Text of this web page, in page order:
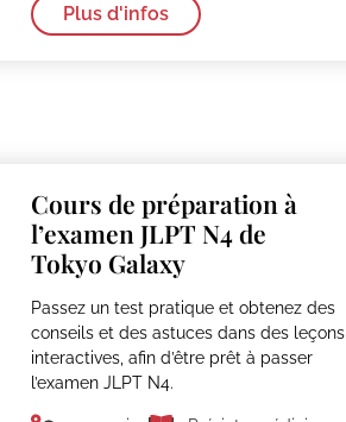
Plus d'infos
Cours de préparation à
l’examen JLPT N4 de
Tokyo Galaxy
Passez un test pratique et obtenez des
conseils et des astuces dans des leçons
interactives, afin d’être prêt à passer
l’examen JLPT N4.